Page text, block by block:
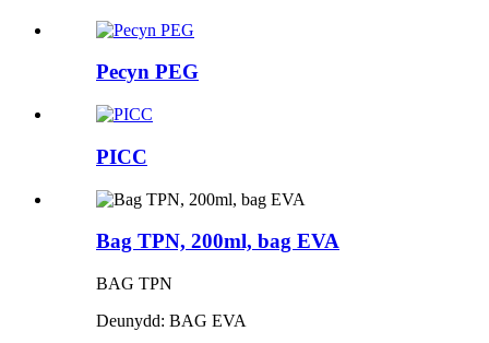
Pecyn PEG
PICC
Bag TPN, 200ml, bag EVA
BAG TPN
Deunydd: BAG EVA